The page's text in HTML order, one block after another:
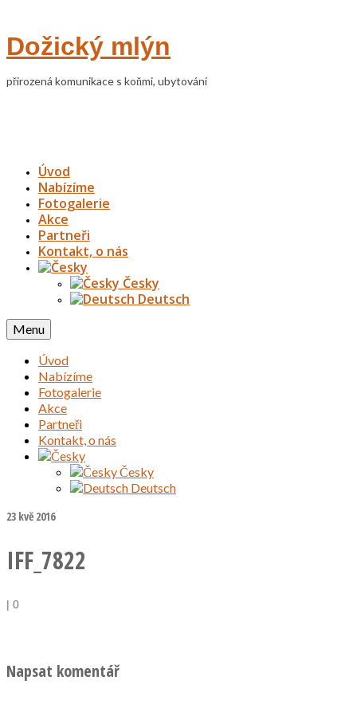
Dožický mlýn
přirozená komunikace s koňmi, ubytování
Úvod
Nabízíme
Fotogalerie
Akce
Partneři
Kontakt, o nás
Česky
Deutsch
Menu
Úvod
Nabízíme
Fotogalerie
Akce
Partneři
Kontakt, o nás
Česky
Deutsch
23 kvě 2016
IFF_7822
| 0
Napsat komentář